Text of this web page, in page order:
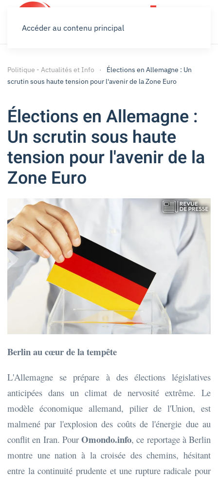
Accéder au contenu principal
Politique - Actualités et Info
Élections en Allemagne : Un
scrutin sous haute tension pour l'avenir de la Zone Euro
Élections en Allemagne :
Un scrutin sous haute
tension pour l'avenir de la
Zone Euro
Berlin au cœur de la tempête
L'Allemagne se prépare à des élections législatives
anticipées dans un climat de nervosité extrême. Le
modèle économique allemand, pilier de l'Union, est
malmené par l'explosion des coûts de l'énergie due au
conflit en Iran. Pour Omondo.info, ce reportage à Berlin
montre une nation à la croisée des chemins, hésitant
entre la continuité prudente et une rupture radicale pour